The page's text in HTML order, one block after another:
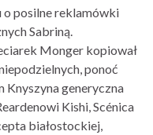
o posilne reklamówki
Sabriną.
Monger kopiował
ponoć
Knyszyna generyczna
Kishi, Scénica
białostockiej,